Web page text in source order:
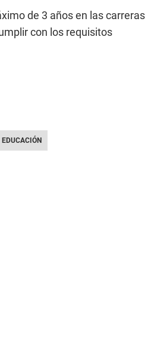
de 3 años en las carreras
con los requisitos
EDUCACIÓN